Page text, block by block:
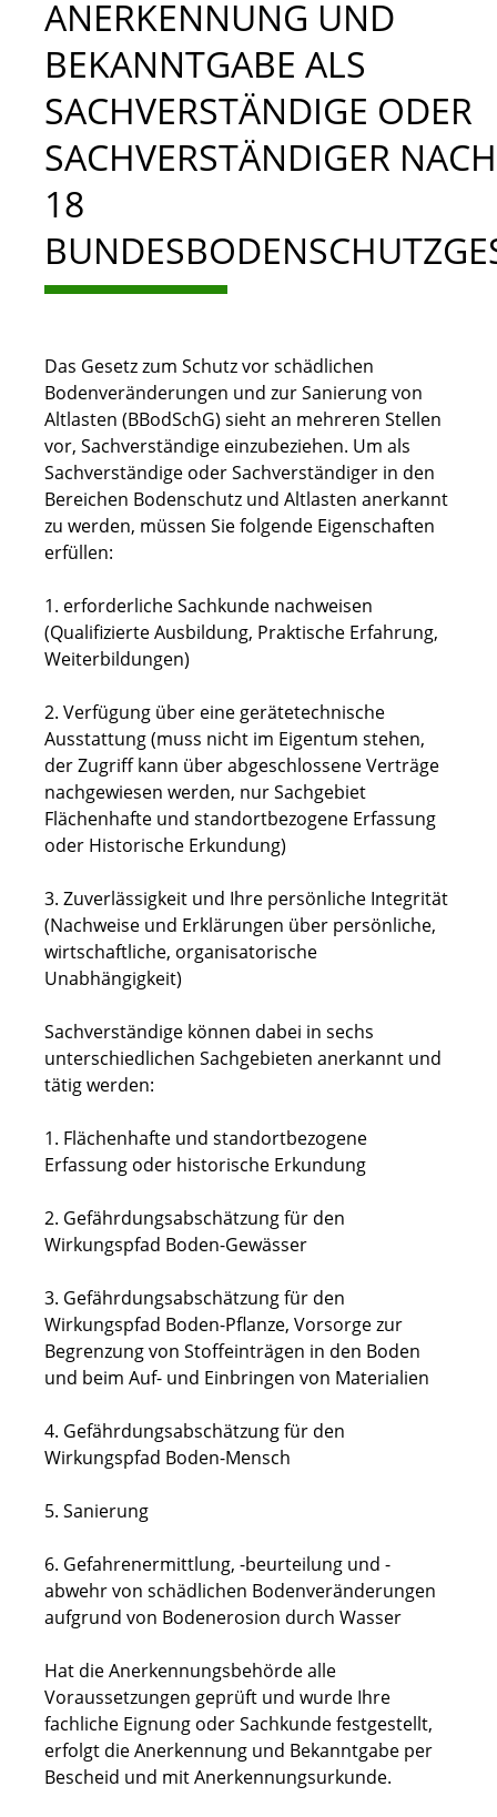
ANERKENNUNG UND
BEKANNTGABE ALS
SACHVERSTÄNDIGE ODER
SACHVERSTÄNDIGER
18
Das Gesetz zum Schutz vor schädlichen
Bodenveränderungen und zur Sanierung von
Altlasten (BBodSchG) sieht an mehreren Stellen
vor, Sachverständige einzubeziehen. Um als
Sachverständige oder Sachverständiger in den
Bereichen Bodenschutz und Altlasten anerkannt
zu werden, müssen Sie folgende Eigenschaften
erfüllen:
1. erforderliche Sachkunde nachweisen
(Qualifizierte Ausbildung, Praktische Erfahrung,
Weiterbildungen)
2. Verfügung über eine gerätetechnische
Ausstattung (muss nicht im Eigentum stehen,
der Zugriff kann über abgeschlossene Verträge
nachgewiesen werden, nur Sachgebiet
Flächenhafte und standortbezogene Erfassung
oder Historische Erkundung)
3. Zuverlässigkeit und Ihre persönliche Integrität
(Nachweise und Erklärungen über persönliche,
wirtschaftliche, organisatorische
Unabhängigkeit)
Sachverständige können dabei in sechs
unterschiedlichen Sachgebieten anerkannt und
tätig werden:
1. Flächenhafte und standortbezogene
Erfassung oder historische Erkundung
2. Gefährdungsabschätzung für den
Wirkungspfad Boden-Gewässer
3. Gefährdungsabschätzung für den
Wirkungspfad Boden-Pflanze, Vorsorge zur
Begrenzung von Stoffeinträgen in den Boden
und beim Auf- und Einbringen von Materialien
4. Gefährdungsabschätzung für den
Wirkungspfad Boden-Mensch
5. Sanierung
6. Gefahrenermittlung, -beurteilung und -
abwehr von schädlichen Bodenveränderungen
aufgrund von Bodenerosion durch Wasser
Hat die Anerkennungsbehörde alle
Voraussetzungen geprüft und wurde Ihre
fachliche Eignung oder Sachkunde festgestellt,
erfolgt die Anerkennung und Bekanntgabe per
Bescheid und mit Anerkennungsurkunde.